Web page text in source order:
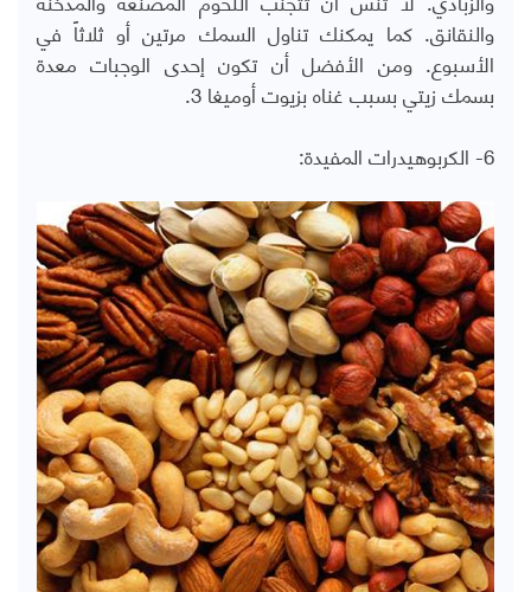
والنقانق. كما يمكنك تناول السمك مرتين أو ثلاثاً في
الأسبوع. ومن الأفضل أن تكون إحدى الوجبات معدة
بسمك زيتي بسبب غناه بزيوت أوميغا 3.
6- الكربوهيدرات المفيدة: